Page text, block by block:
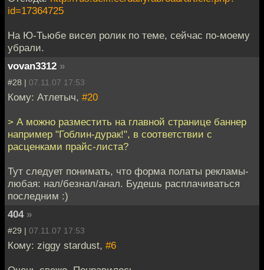
id=17364725
На Ю-Тьюбе висел ролик по теме, сейчас по-моему
убрали.
vovan3312 »
#28 | 07.11.07 17:53
Кому: Атлетыч, #20
> А можно разместить на главной странице баннер
например "Гоблин-дурак!", в соответствии с
расценками прайс-листа?
Тут следует понимать, что форма полаты рекламы-
любая: нал/безнал/анал. Будешь расплачиваться
последним :)
404 »
#29 | 07.11.07 17:53
Кому: ziggy stardust, #6